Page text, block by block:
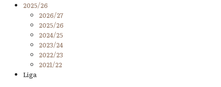
2025/26
2026/27
2025/26
2024/25
2023/24
2022/23
2021/22
Liga